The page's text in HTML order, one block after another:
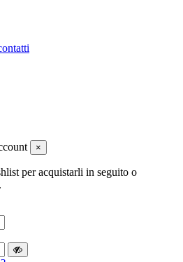
×
per acquistarli in seguito o